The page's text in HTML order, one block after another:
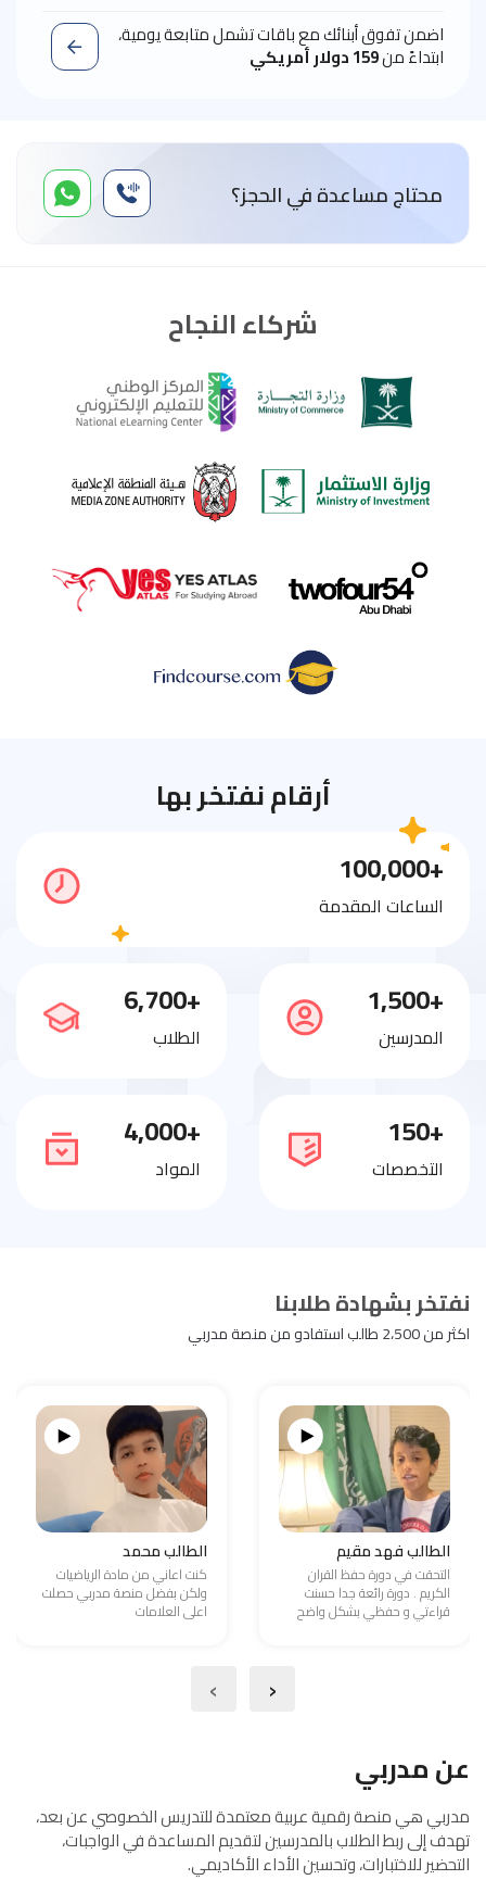
اضمن تفوق أبنائك مع باقات تشمل متابعة يومية،
ابتداءً من159 دولار أمريكي
محتاج مساعدة في الحجز؟
شركاء النجاح
أرقام نفتخر بها
+100,000
الساعات المقدمة
+1,500
المدرسين
+6,700
الطلاب
+150
التخصصات
+4,000
المواد
نفتخر بشهادة طلابنا
اكثر من 2،500 طالب استفادو من منصة مدربي
الطالب فهد مقيم
التحقت في دورة حفظ القران
الكريم . دورة رائعة جدا حسنت
قراءتي و حفظي بشكل واضح
الطالب محمد
كنت اعاني من مادة الرياضيات
ولكن بفضل منصة مدربي حصلت
اعلى العلامات
‹
›
عن مدربي
مدربي هي منصة رقمية عربية معتمدة للتدريس الخصوصي عن بعد،
تهدف إلى ربط الطلاب بالمدرسين لتقديم المساعدة في الواجبات،
التحضير للاختبارات، وتحسين الأداء الأكاديمي.